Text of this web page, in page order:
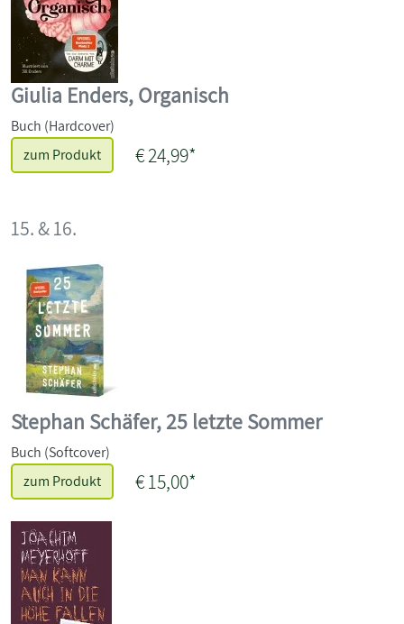
Giulia Enders, Organisch
Buch (Hardcover)
zum Produkt
€ 24,99*
15. & 16.
Stephan Schäfer, 25 letzte Sommer
Buch (Softcover)
zum Produkt
€ 15,00*